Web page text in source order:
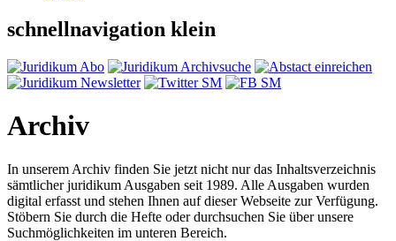
schnellnavigation klein
Archiv
In unserem Archiv finden Sie jetzt nicht nur das Inhaltsverzeichnis
sämtlicher juridikum Ausgaben seit 1989. Alle Ausgaben wurden
digital erfasst und stehen Ihnen auf dieser Webseite zur Verfügung.
Stöbern Sie durch die Hefte oder durchsuchen Sie über unsere
Suchmöglichkeiten im unteren Bereich.